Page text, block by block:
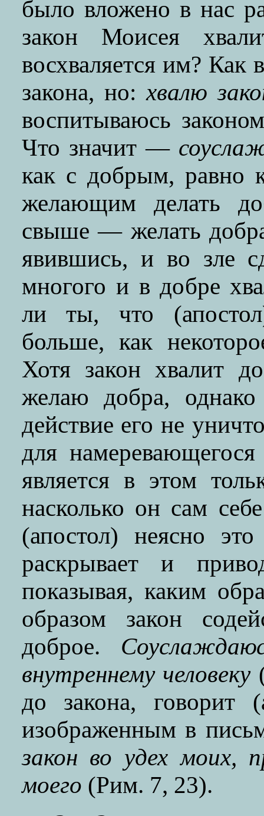
было вложено в нас
закон Моисея
восхваляется им? Как
закона, но:хвалю
воспитываюсь
Что значит —
как с добрым, равно
желающим делать
свыше — желать
явившись, и во зле
многого и в добре
ли ты, что
больше, как
Хотя закон хвалит
желаю добра,
действие его не
для
является в этом
насколько он сам
(апостол) неясно
раскрывает и
показывая, каким
образом закон
доброе.
внутреннему человеку
до закона, говорит
изображенным в
закон во удех моих,
моего (Рим. 7, 23).